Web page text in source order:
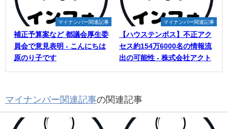
マイナンバー関連記事
補正予算案など 都議会厚生委
員会で意見表明 - こんにちは
原のり子です
マイナンバー関連記事
【ハウステンボス】不正アク
セス約154万6000名の情報流
出の可能性 - 株式会社アクト
マイナンバー関連記事の関連記事